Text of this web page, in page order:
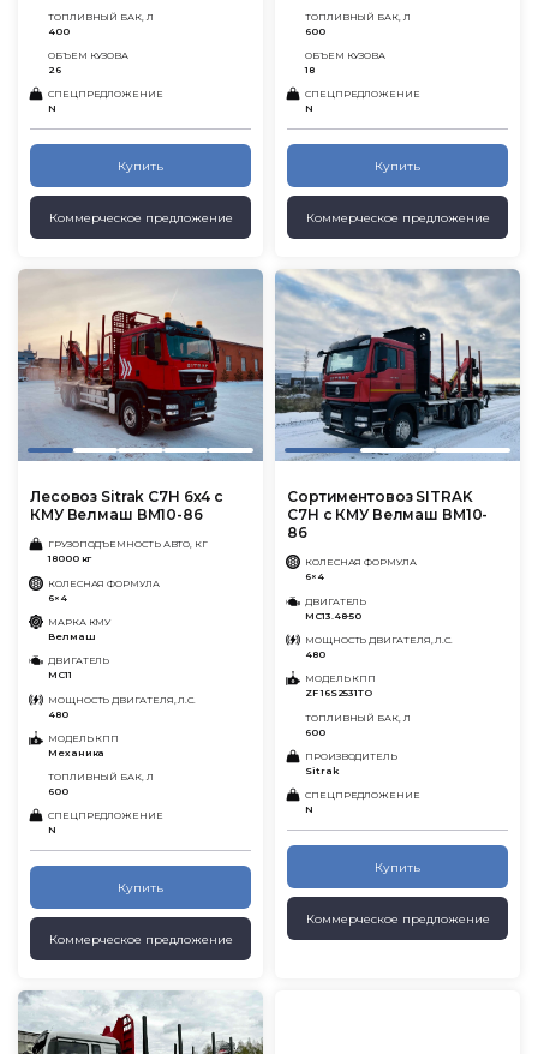
ТОПЛИВНЫЙ БАК, Л
400
ОБЪЕМ КУЗОВА
26
СПЕЦПРЕДЛОЖЕНИЕ
N
Купить
Коммерческое предложение
ТОПЛИВНЫЙ БАК, Л
600
ОБЪЕМ КУЗОВА
18
СПЕЦПРЕДЛОЖЕНИЕ
N
Купить
Коммерческое предложение
Лесовоз Sitrak C7H 6х4 с
КМУ Велмаш ВМ10-86
ГРУЗОПОДЪЕМНОСТЬ АВТО, КГ
18000 кг
КОЛЕСНАЯ ФОРМУЛА
6×4
МАРКА КМУ
Велмаш
ДВИГАТЕЛЬ
MC11
МОЩНОСТЬ ДВИГАТЕЛЯ, Л.С.
480
МОДЕЛЬ КПП
Механика
ТОПЛИВНЫЙ БАК, Л
600
СПЕЦПРЕДЛОЖЕНИЕ
N
Купить
Коммерческое предложение
Сортиментовоз SITRAK
C7H с КМУ Велмаш ВМ10-
86
КОЛЕСНАЯ ФОРМУЛА
6×4
ДВИГАТЕЛЬ
MC13.48-50
МОЩНОСТЬ ДВИГАТЕЛЯ, Л.С.
480
МОДЕЛЬ КПП
ZF 16S2531TO
ТОПЛИВНЫЙ БАК, Л
600
ПРОИЗВОДИТЕЛЬ
Sitrak
СПЕЦПРЕДЛОЖЕНИЕ
N
Купить
Коммерческое предложение